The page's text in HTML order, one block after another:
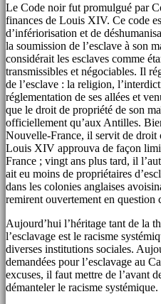
Le Code noir fut promulgué par
finances de Louis XIV. Ce code
d’infériorisation et de
la soumission de l’esclave à son
considérait les esclaves comme
transmissibles et négociables. Il
de l’esclave : la religion,
réglementation de ses allées et
que le droit de propriété de son
officiellement qu’aux Antilles.
Nouvelle-France, il servit de droit
Louis XIV approuva de façon
France ; vingt ans plus tard, il
ait eu moins de propriétaires
dans les colonies anglaises
remirent ouvertement en question
Aujourd’hui l’héritage tant de la
l’esclavage est le racisme
diverses institutions sociales.
demandées pour l’esclavage au
excuses, il faut mettre de l’avant
démanteler le racisme systémique.